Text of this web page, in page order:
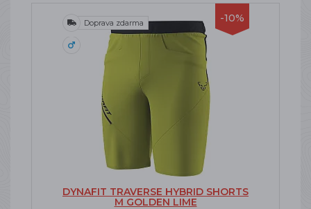
-10%
Doprava zdarma
DYNAFIT TRAVERSE HYBRID SHORTS
M GOLDEN LIME